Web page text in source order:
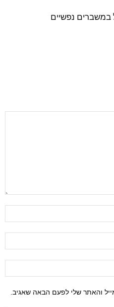
במשברים נפשיים
והאתר שלי לפעם הבאה שאגיב.